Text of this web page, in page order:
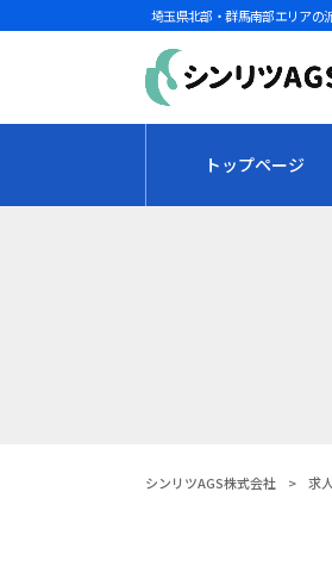
埼玉県北部・群馬南部エリアの
トップページ
シンリツAGS株式会社 > 求